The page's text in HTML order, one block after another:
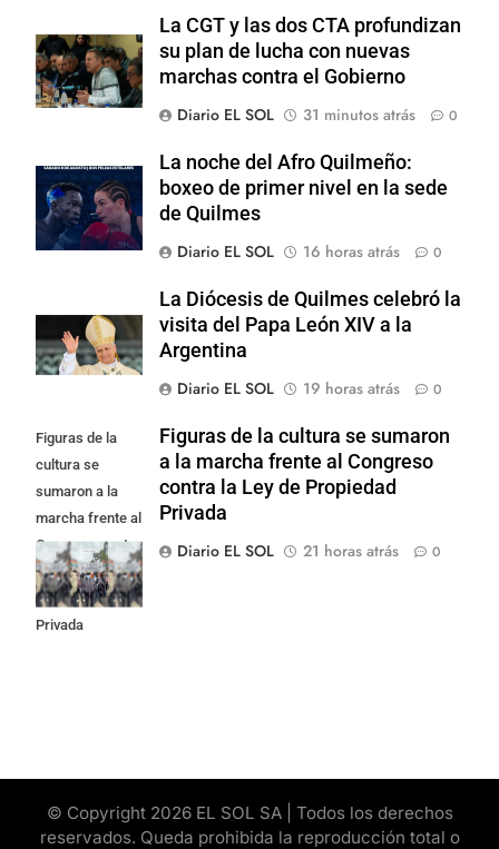
La CGT y las dos CTA profundizan
su plan de lucha con nuevas
marchas contra el Gobierno
Diario EL SOL
31 minutos atrás 0
La noche del Afro Quilmeño:
boxeo de primer nivel en la sede
de Quilmes
Diario EL SOL
16 horas atrás 0
La Diócesis de Quilmes celebró la
visita del Papa León XIV a la
Argentina
Diario EL SOL
19 horas atrás 0
Figuras de la
cultura se
sumaron a la
marcha frente al
Congreso contra
la Ley de
Propiedad
Privada
Figuras de la cultura se sumaron
a la marcha frente al Congreso
contra la Ley de Propiedad
Privada
Diario EL SOL
21 horas atrás 0
© Copyright 2026 EL SOL SA | Todos los derechos
reservados. Queda prohibida la reproducción total o